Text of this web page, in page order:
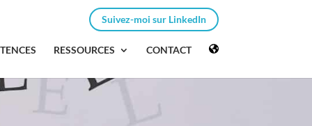
Suivez-moi sur LinkedIn
RESSOURCES CONTACT